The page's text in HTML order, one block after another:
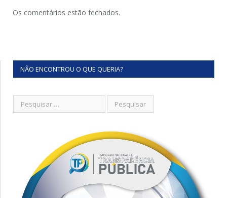
Os comentários estão fechados.
NÃO ENCONTROU O QUE QUERIA?